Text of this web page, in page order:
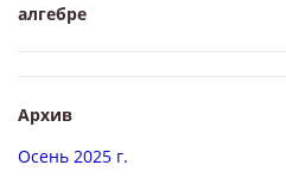
алгебре
Архив
Осень 2025 г.